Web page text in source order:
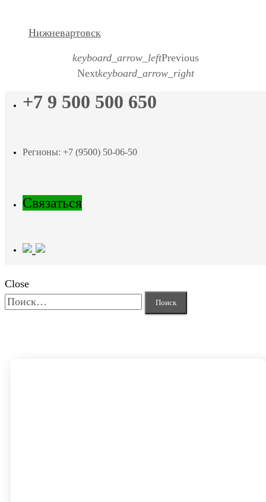
Нижневартовск
keyboard_arrow_leftPrevious
Nextkeyboard_arrow_right
+7 9 500 500 650
Регионы: +7 (9500) 50-06-50
Связаться
Close
Найти: